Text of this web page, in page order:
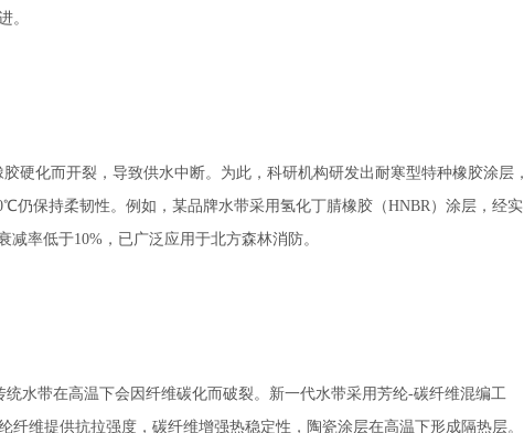
。
化而开裂，导致供水中断。为此，科研机构研发出耐寒型特种橡胶涂层，
仍保持柔韧性。例如，某品牌水带采用氢化丁腈橡胶（HNBR）涂层，经实
率低于10%，已广泛应用于北方森林消防。
水带在高温下会因纤维碳化而破裂。新一代水带采用芳纶-碳纤维混编工
维提供抗拉强度，碳纤维增强热稳定性，陶瓷涂层在高温下形成隔热层。